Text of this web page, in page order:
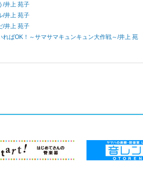
/井上 苑子
/井上 苑子
/井上 苑子
ればOK！～サマサマキュンキュン大作戦～/井上 苑